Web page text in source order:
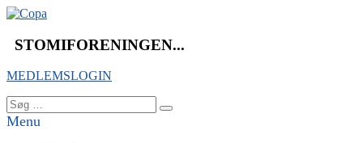
Videre
indhold
STOMIFORENINGEN...
MEDLEMSLOGIN
Søg
efter:
Søg
Menu